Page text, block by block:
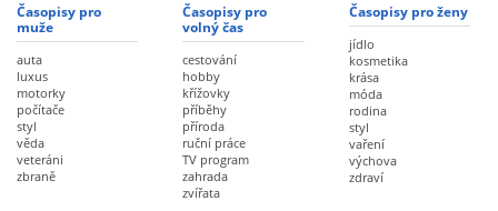
Časopisy pro
muže
auta
luxus
motorky
počítače
styl
věda
veteráni
zbraně
Časopisy pro
volný čas
cestování
hobby
křížovky
příběhy
příroda
ruční práce
TV program
zahrada
zvířata
Časopisy pro ženy
jídlo
kosmetika
krása
móda
rodina
styl
vaření
výchova
zdraví